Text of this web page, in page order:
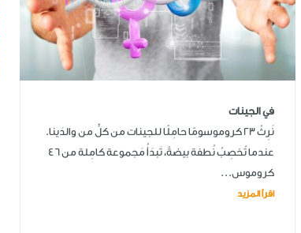
في الجينات
نَرِثُ 23 كروموسومًا حامِلًا للجينات من كلٍّ من والدَينا.
عندما تُخصِبُ نُطفة بيضةً، تَبدَأُ مَجموعة كامِلة من 46
كروموس...
اقرأ المزيد